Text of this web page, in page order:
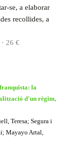
se, a elaborar
recollides, a
26 €
la
d'un règim,
Teresa; Segura i
Mayayo Artal,